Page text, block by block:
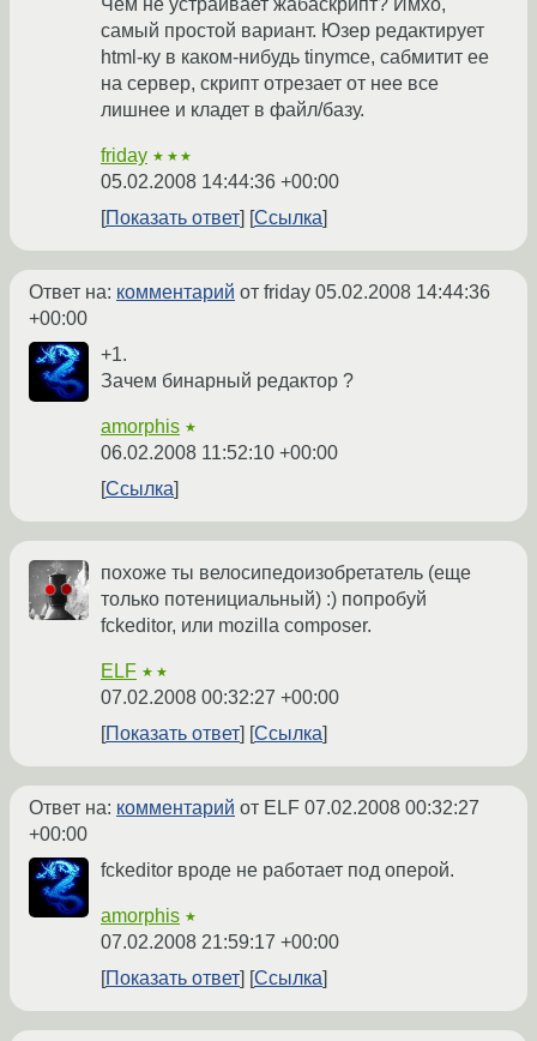
Чем не устраивает жабаскрипт? Имхо,
самый простой вариант. Юзер редактирует
html-ку в каком-нибудь tinymce, сабмитит ее
на сервер, скрипт отрезает от нее все
лишнее и кладет в файл/базу.
friday ★★★
05.02.2008 14:44:36 +00:00
Показать ответ
Ссылка
Ответ на: комментарий от friday 05.02.2008 14:44:36
+00:00
+1.
Зачем бинарный редактор ?
amorphis ★
06.02.2008 11:52:10 +00:00
Ссылка
похоже ты велосипедоизобретатель (еще
только потенициальный) :) попробуй
fckeditor, или mozilla composer.
ELF ★★
07.02.2008 00:32:27 +00:00
Показать ответ
Ссылка
Ответ на: комментарий от ELF 07.02.2008 00:32:27
+00:00
fckeditor вроде не работает под оперой.
amorphis ★
07.02.2008 21:59:17 +00:00
Показать ответ
Ссылка